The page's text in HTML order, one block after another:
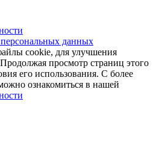
данных
cookie, для улучшения
просмотр страниц этого
его использования. С более
ознакомиться в нашей